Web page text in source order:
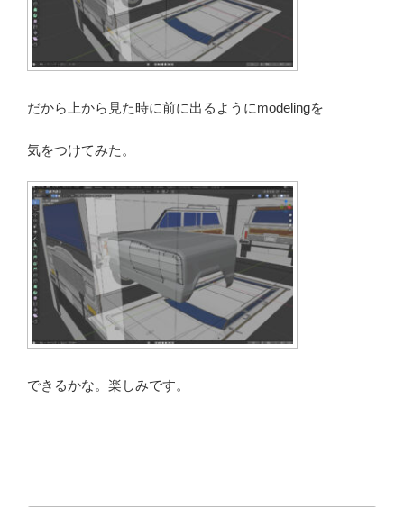
だから上から見た時に前に出るようにmodelingを
気をつけてみた。
できるかな。楽しみです。